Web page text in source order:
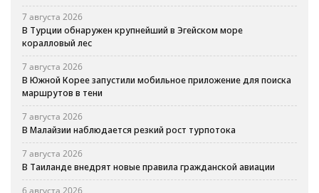
7 августа 2026
В Турции обнаружен крупнейший в Эгейском море
коралловый лес
7 августа 2026
В Южной Корее запустили мобильное приложение для поиска
маршрутов в тени
7 августа 2026
В Малайзии наблюдается резкий рост турпотока
7 августа 2026
В Таиланде внедрят новые правила гражданской авиации
6 августа 2026